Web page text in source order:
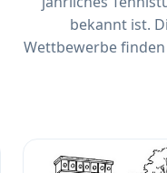
bekannt ist.
Wettbewerbe